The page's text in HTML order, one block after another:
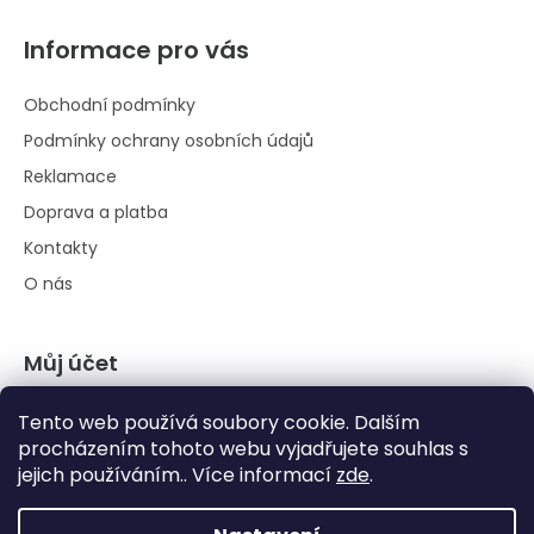
Tento web používá soubory cookie. Dalším
procházením tohoto webu vyjadřujete souhlas s
jejich používáním.. Více informací zde.
Informace pro vás
Obchodní podmínky
Podmínky ochrany osobních údajů
Reklamace
Doprava a platba
Kontakty
O nás
Můj účet
Registrace
Historie objednávek